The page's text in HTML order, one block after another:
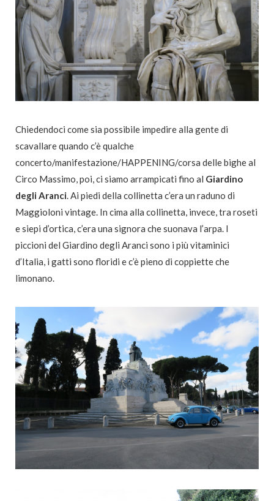
Chiedendoci come sia possibile impedire alla gente di
scavallare quando c’è qualche
concerto/manifestazione/HAPPENING/corsa delle bighe al
Circo Massimo, poi, ci siamo arrampicati fino al Giardino
degli Aranci . Ai piedi della collinetta c’era un raduno di
Maggioloni vintage. In cima alla collinetta, invece, tra roseti
e siepi d’ortica, c’era una signora che suonava l’arpa. I
piccioni del Giardino degli Aranci sono i più vitaminici
d’Italia, i gatti sono floridi e c’è pieno di coppiette che
limonano.